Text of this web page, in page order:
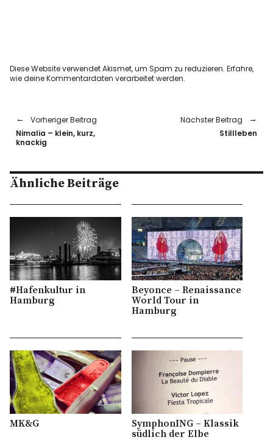
Diese Website verwendet Akismet, um Spam zu reduzieren.Erfahre,
wie deine Kommentardaten verarbeitet werden.
Vorheriger Beitrag
Nimalia – klein, kurz,
knackig
Nächster Beitrag
Stillleben
Ähnliche Beiträge
#Hafenkultur in
Hamburg
Beyonce – Renaissance
World Tour in
Hamburg
MK&G
SymphonING – Klassik
südlich der Elbe